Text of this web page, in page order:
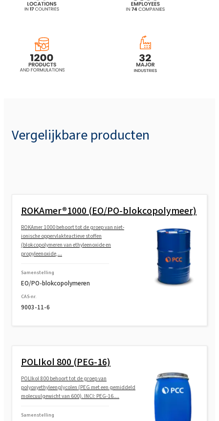
Vergelijkbare producten
ROKAmer®1000 (EO/PO-blokcopolymeer)
ROKAmer 1000 behoort tot de groep van niet-
ionische oppervlakteactieve stoffen
(blokcopolymeren van ethyleenoxide en
propyleenoxide,...
Samenstelling
EO/PO-blokcopolymeren
CAS-nr.
9003-11-6
POLIkol 800 (PEG-16)
POLIkol 800 behoort tot de groep van
polyoxyethyleenglycolen (PEG met een gemiddeld
molecuulgewicht van 600). INCI: PEG-16....
Samenstelling